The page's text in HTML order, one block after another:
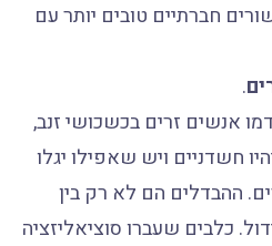
חברתיים טובים יותר עם
.
אנשים זרים בכשכושי זנב,
חשדניים ויש שאפילו יגלו
ההבדלים הם לא רק בין
כלבים שעברו סוציאליזציה